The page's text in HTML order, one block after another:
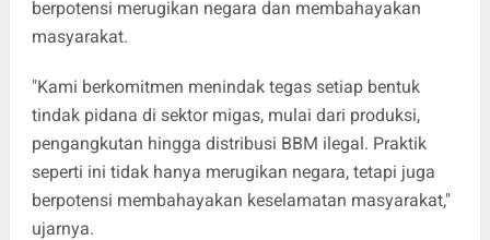
berpotensi merugikan negara dan membahayakan
masyarakat.
"Kami berkomitmen menindak tegas setiap bentuk
tindak pidana di sektor migas, mulai dari produksi,
pengangkutan hingga distribusi BBM ilegal. Praktik
seperti ini tidak hanya merugikan negara, tetapi juga
berpotensi membahayakan keselamatan masyarakat,"
ujarnya.